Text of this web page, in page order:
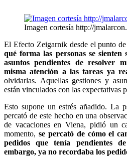
Imagen cortesía http://
El Efecto Zeigarnik desde el punto
qué forma las personas se sienten
asuntos pendientes de resolver
misma atención a las tareas ya
olvidarlas. Aquellas gestiones y
están vinculados con las expectativas
Esto supone un estrés añadido. La
percató de este hecho en una
de vacaciones en Viena, pidió un
momento, se percató de cómo el
pedidos que tenía pendientes
embargo, ya no recordaba los